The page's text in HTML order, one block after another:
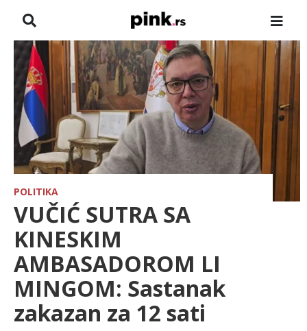
NASLOVNA
VESTI
ZADRUGA
SHOWBIZ
HRONIKA
FARMERI
TV
SPORT
LIFESTYLE
POLITIKA
VUČIĆ SUTRA SA
KINESKIM
AMBASADOROM LI
MINGOM: Sastanak
zakazan za 12 sati